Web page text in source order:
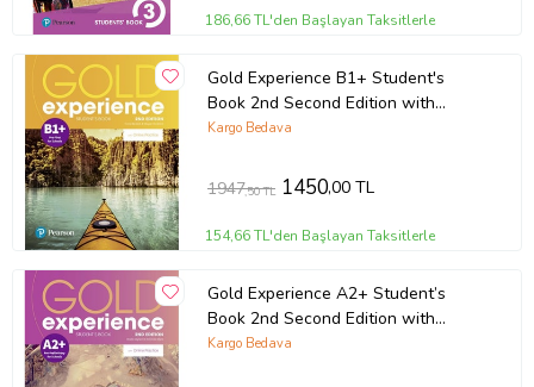
186,66 TL'den Başlayan Taksitlerle
Gold Experience B1+ Student's
Book 2nd Second Edition with
Online Practice
Kargo Bedava
1947,50 TL 1450,00 TL
154,66 TL'den Başlayan Taksitlerle
Gold Experience A2+ Student’s
Book 2nd Second Edition with
Online Practice
Kargo Bedava